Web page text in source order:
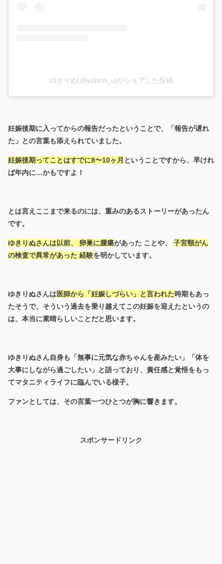
ゆきりぬ(@yukirin_u)がシェアした投稿
妊娠後期に入ってからの報告だったということで、「報告が遅れ
た」との言葉も添えられていました。
妊娠後期ってことはすでに8〜10ヶ月 ということですから、早けれ
ば年内に…かもですよ！
とは言えここまで来るのには、重みのあるストーリーがあったん
です。
ゆきりぬさんは以前、 卵巣に腫瘍があった ことや、 子宮頸がん
の検査で異常があった 経験を明かしています。
ゆきりぬさんは医師から「妊娠しづらい」と言われた時期もあっ
たそうで、そういう過去を乗り越えてこの妊娠を迎えたというの
は、本当に素晴らしいことだと思います。
ゆきりぬさん自身も「無事に元気な赤ちゃんを産みたい」「体を
大事にしながら過ごしたい」と語っており、責任感と覚悟をもっ
てマタニティライフに臨んでいる様子。
ファンとしては、その言葉一つひとつが胸に響きます。
スポンサードリンク